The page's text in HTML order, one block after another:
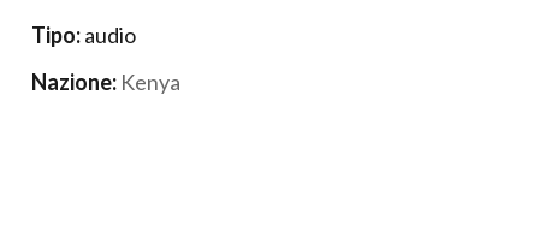
Tipo:audio
Nazione: Kenya